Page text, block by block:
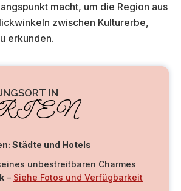
macht, um die Region aus
zwischen Kulturerbe,
erkunden.
IN
Städte und Hotels
unbestreitbaren Charmes
– Siehe Fotos und Verfügbarkeit